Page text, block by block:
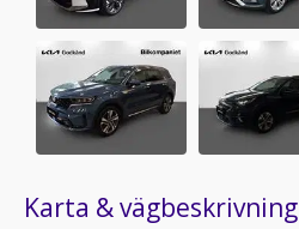
Karta & vägbeskrivning